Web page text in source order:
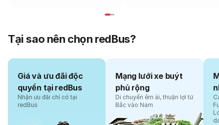
Tại sao nên chọn redBus?
Giá và ưu đãi độc
quyền tại redBus
Nhận ưu đãi chỉ có tại
redBus
Mạng lưới xe buýt
phủ rộng
Di chuyển êm ái, thuận lợi từ
Bắc vào Nam